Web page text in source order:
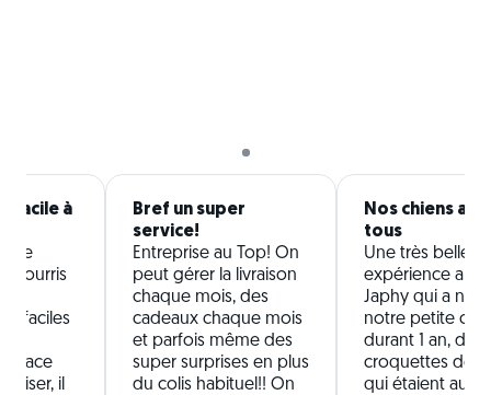
facile à
de
nourris
faciles
il
Bref un super
service!
Entreprise au Top! On
peut gérer la livraison
chaque mois, des
cadeaux chaque mois
et parfois même des
super surprises en plus
du colis habituel!! On
Nos chiens
tous
Une très belle
expérience
Japhy qui a
notre petite
durant 1 an, des
croquettes de
qui étaient au